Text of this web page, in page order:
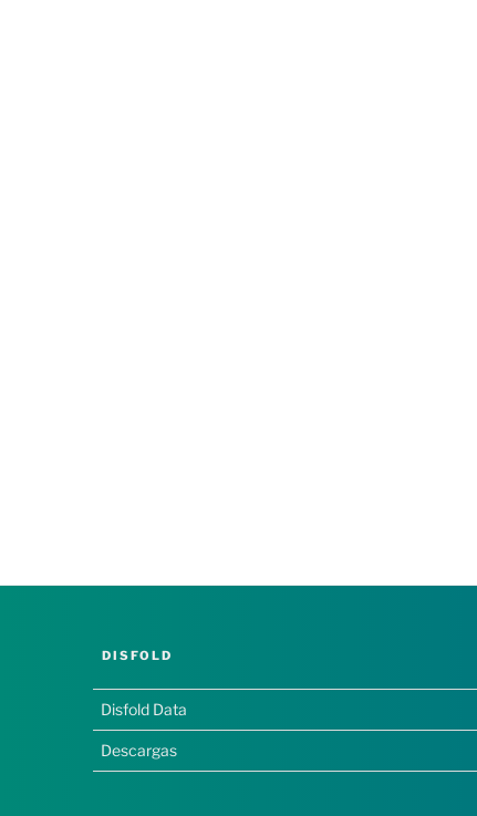
DISFOLD
Disfold Data
Descargas